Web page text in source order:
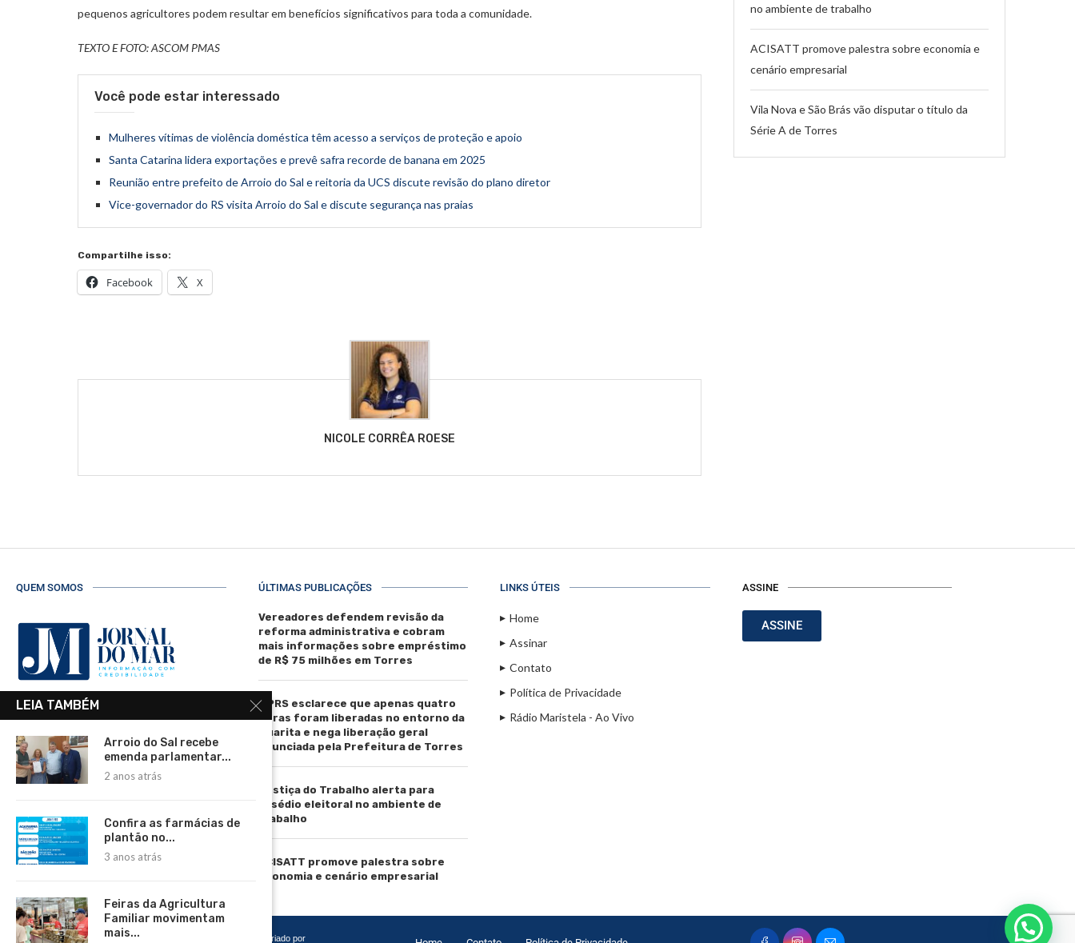
pequenos agricultores podem resultar em benefícios significativos para toda a comunidade.
TEXTO E FOTO: ASCOM PMAS
Você pode estar interessado
Mulheres vítimas de violência doméstica têm acesso a serviços de proteção e apoio
Santa Catarina lidera exportações e prevê safra recorde de banana em 2025
Reunião entre prefeito de Arroio do Sal e reitoria da UCS discute revisão do plano diretor
Vice-governador do RS visita Arroio do Sal e discute segurança nas praias
Compartilhe isso:
Facebook X
NICOLE CORRÊA ROESE
no ambiente de trabalho
ACISATT promove palestra sobre economia e
cenário empresarial
Vila Nova e São Brás vão disputar o título da
Série A de Torres
QUEM SOMOS
Telefone: (51) 3664-4188
Email:
Email:
imprensa@jornaldomar.combr
ÚLTIMAS PUBLICAÇÕES
Vereadores defendem revisão da
reforma administrativa e cobram
mais informações sobre empréstimo
de R$ 75 milhões em Torres
MPRS esclarece que apenas quatro
obras foram liberadas no entorno da
Guarita e nega liberação geral
anunciada pela Prefeitura de Torres
Justiça do Trabalho alerta para
assédio eleitoral no ambiente de
trabalho
ACISATT promove palestra sobre
economia e cenário empresarial
LINKS ÚTEIS
Home
Assinar
Contato
Política de Privacidade
Rádio Maristela - Ao Vivo
ASSINE
ASSINE
Copyright 2026 – Todos os Direitos Reservados. Desenvolvido e criado por
LEIA TAMBÉM
Arroio do Sal recebe
emenda parlamentar...
2 anos atrás
Confira as farmácias de
plantão no...
3 anos atrás
Feiras da Agricultura
Familiar movimentam
mais...